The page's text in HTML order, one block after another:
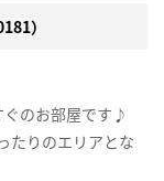
）
ぐのお部屋です♪
たりのエリアとな